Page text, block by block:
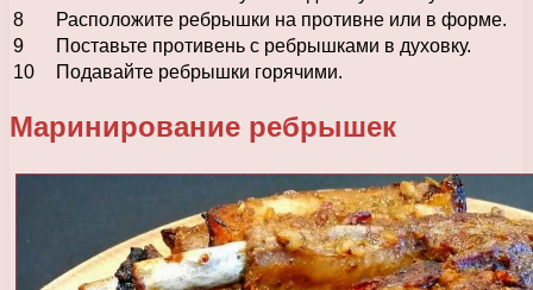
8
Расположите ребрышки на противне или в форме.
9
Поставьте противень с ребрышками в духовку.
10
Подавайте ребрышки горячими.
Маринирование ребрышек